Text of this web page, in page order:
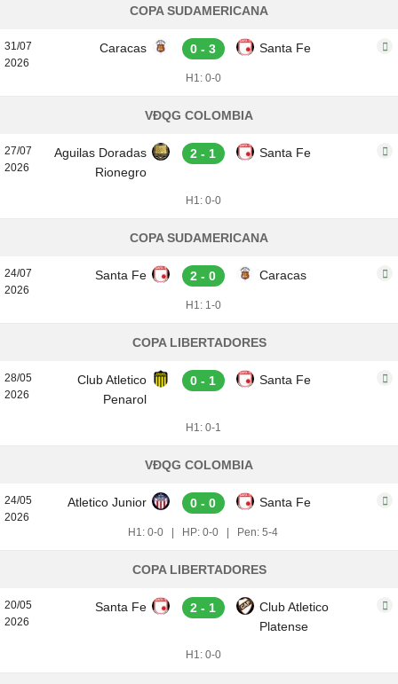
COPA SUDAMERICANA
31/07
2026
Caracas 0 - 3 Santa Fe
H1: 0-0
VĐQG COLOMBIA
27/07
2026
Aguilas Doradas
Rionegro
2 - 1 Santa Fe
H1: 0-0
COPA SUDAMERICANA
24/07
2026
Santa Fe 2 - 0 Caracas
H1: 1-0
COPA LIBERTADORES
28/05
2026
Club Atletico
Penarol
0 - 1 Santa Fe
H1: 0-1
VĐQG COLOMBIA
24/05
2026
Atletico Junior 0 - 0 Santa Fe
H1: 0-0 HP: 0-0 Pen: 5-4
COPA LIBERTADORES
20/05
2026
Santa Fe 2 - 1
Club Atletico
Platense
H1: 0-0